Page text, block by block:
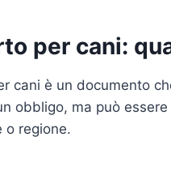
per cani:
cani è un documento
obbligo, ma può
o regione.